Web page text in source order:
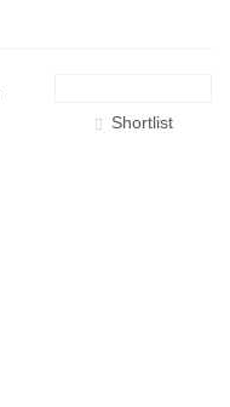
Shortlist